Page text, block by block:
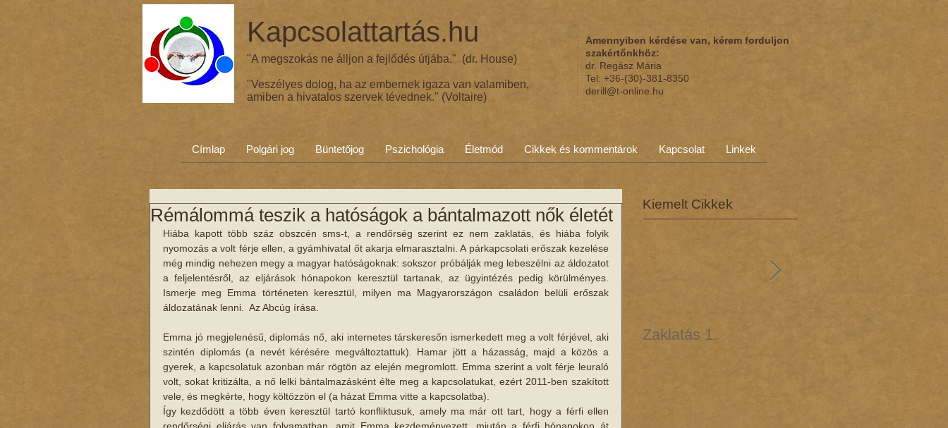
Kapcsolattartás.hu
"A megszokás ne álljon a fejlődés útjába." (dr. House)
"Veszélyes dolog, ha az embernek igaza van valamiben,
amiben a hivatalos szervek tévednek." (Voltaire)
Amennyiben kérdése van, kérem forduljon
szakértőnkhöz:
dr. Regász Mária
Tel: +36-(30)-381-8350
derill@t-online.hu
Címlap Polgári jog Büntetőjog Pszichológia Életmód Cikkek és kommentárok Kapcsolat Linkek
Rémálommá teszik a hatóságok a bántalmazott nők életét
Hiába kapott több száz obszcén sms-t, a rendőrség szerint ez nem zaklatás, és hiába folyik
nyomozás a volt férje ellen, a gyámhivatal őt akarja elmarasztalni. A párkapcsolati erőszak kezelése
még mindig nehezen megy a magyar hatóságoknak: sokszor próbálják meg lebeszélni az áldozatot
a feljelentésről, az eljárások hónapokon keresztül tartanak, az ügyintézés pedig körülményes.
Ismerje meg Emma történeten keresztül, milyen ma Magyarországon családon belüli erőszak
áldozatának lenni.  Az Abcúg írása.
Emma jó megjelenésű, diplomás nő, aki internetes társkeresőn ismerkedett meg a volt férjével, aki
szintén diplomás (a nevét kérésére megváltoztattuk). Hamar jött a házasság, majd a közös a
gyerek, a kapcsolatuk azonban már rögtön az elején megromlott. Emma szerint a volt férje leuraló
volt, sokat kritizálta, a nő lelki bántalmazásként élte meg a kapcsolatukat, ezért 2011-ben szakított
vele, és megkérte, hogy költözzön el (a házat Emma vitte a kapcsolatba).
Így kezdődött a több éven keresztül tartó konfliktusuk, amely ma már ott tart, hogy a férfi ellen
Kiemelt Cikkek
Zaklatás 1.